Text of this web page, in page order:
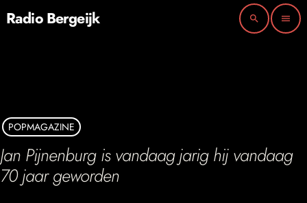
Radio Bergeijk search menu
POPMAGAZINE
Jan Pijnenburg is vandaag jarig hij vandaag
70 jaar geworden